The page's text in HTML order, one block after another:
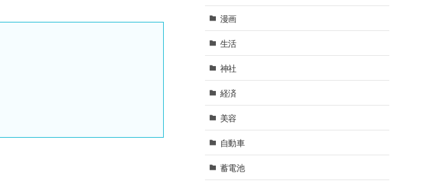
漫画
生活
神社
経済
美容
自動車
蓄電池